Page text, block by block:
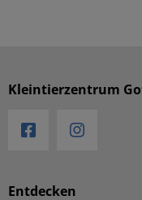
Entdecken
Kleintierzentrum